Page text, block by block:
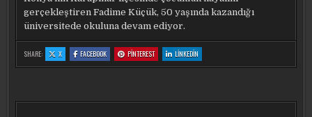
YAŞINDAKI
KADIN
ÇOCUKLUK
HAYALINI
GERÇEKLEŞTIRDI:
ÜNIVERSITELI
OLDU
gerçekleştiren Fadime Küçük, 50 yaşında kazandığı
üniversitede okuluna devam ediyor.
SHARE: X:
KONYA’DA
50
GERÇEKLEŞTIRDI:
FACEBOOK:
KONYA’DA
50
GERÇEKLEŞTIRDI:
PINTEREST:
KONYA’DA
50
GERÇEKLEŞTIRDI:
LINKEDIN
KONYA’DA
50
GERÇEKLEŞTIRDI: